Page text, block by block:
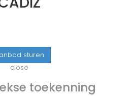
sturen
close
toekenning